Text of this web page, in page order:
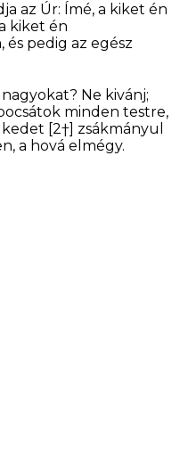
az Úr: Ímé, a kiket én
kiket én
pedig az egész
Ne kivánj;
minden testre,
[2†] zsákmányul
a hová elmégy.